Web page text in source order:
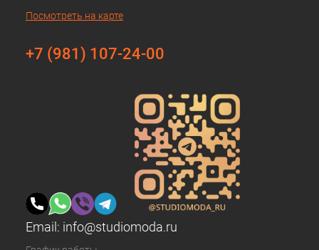
Посмотреть на карте
+7 (981) 107-24-00
Email: info@studiomoda.ru